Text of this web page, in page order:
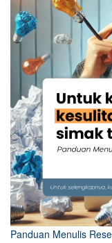
Panduan Menulis